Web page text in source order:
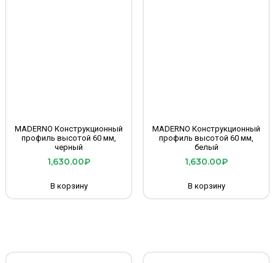
MADERNO Конструкционный
профиль высотой 60 мм,
черный
1,630.00₽
В корзину
MADERNO Конструкционный
профиль высотой 60 мм,
белый
1,630.00₽
В корзину